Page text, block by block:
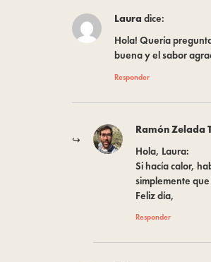
Laura dice:
Hola! Quería
buena y el sabor
Responder
Ramón Zelada
Hola, Laura:
Si hacía calor,
simplemente
Feliz día,
Responder